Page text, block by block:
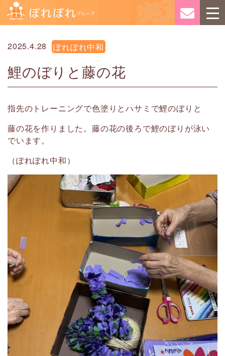
2025.4.28 ぽれぽれ中和
鯉のぼりと藤の花
指先のトレーニングで色塗りとハサミで鯉のぼりと
藤の花を作りました。藤の花の後ろで鯉のぼりが泳い
でいます。
（ぽれぽれ中和）